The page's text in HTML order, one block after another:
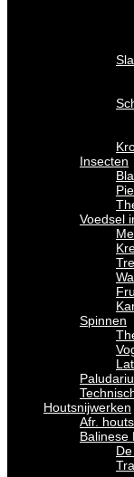
Insecten
Voedsel
Spinnen
Houtsnijwerken
Afr.
Balinese